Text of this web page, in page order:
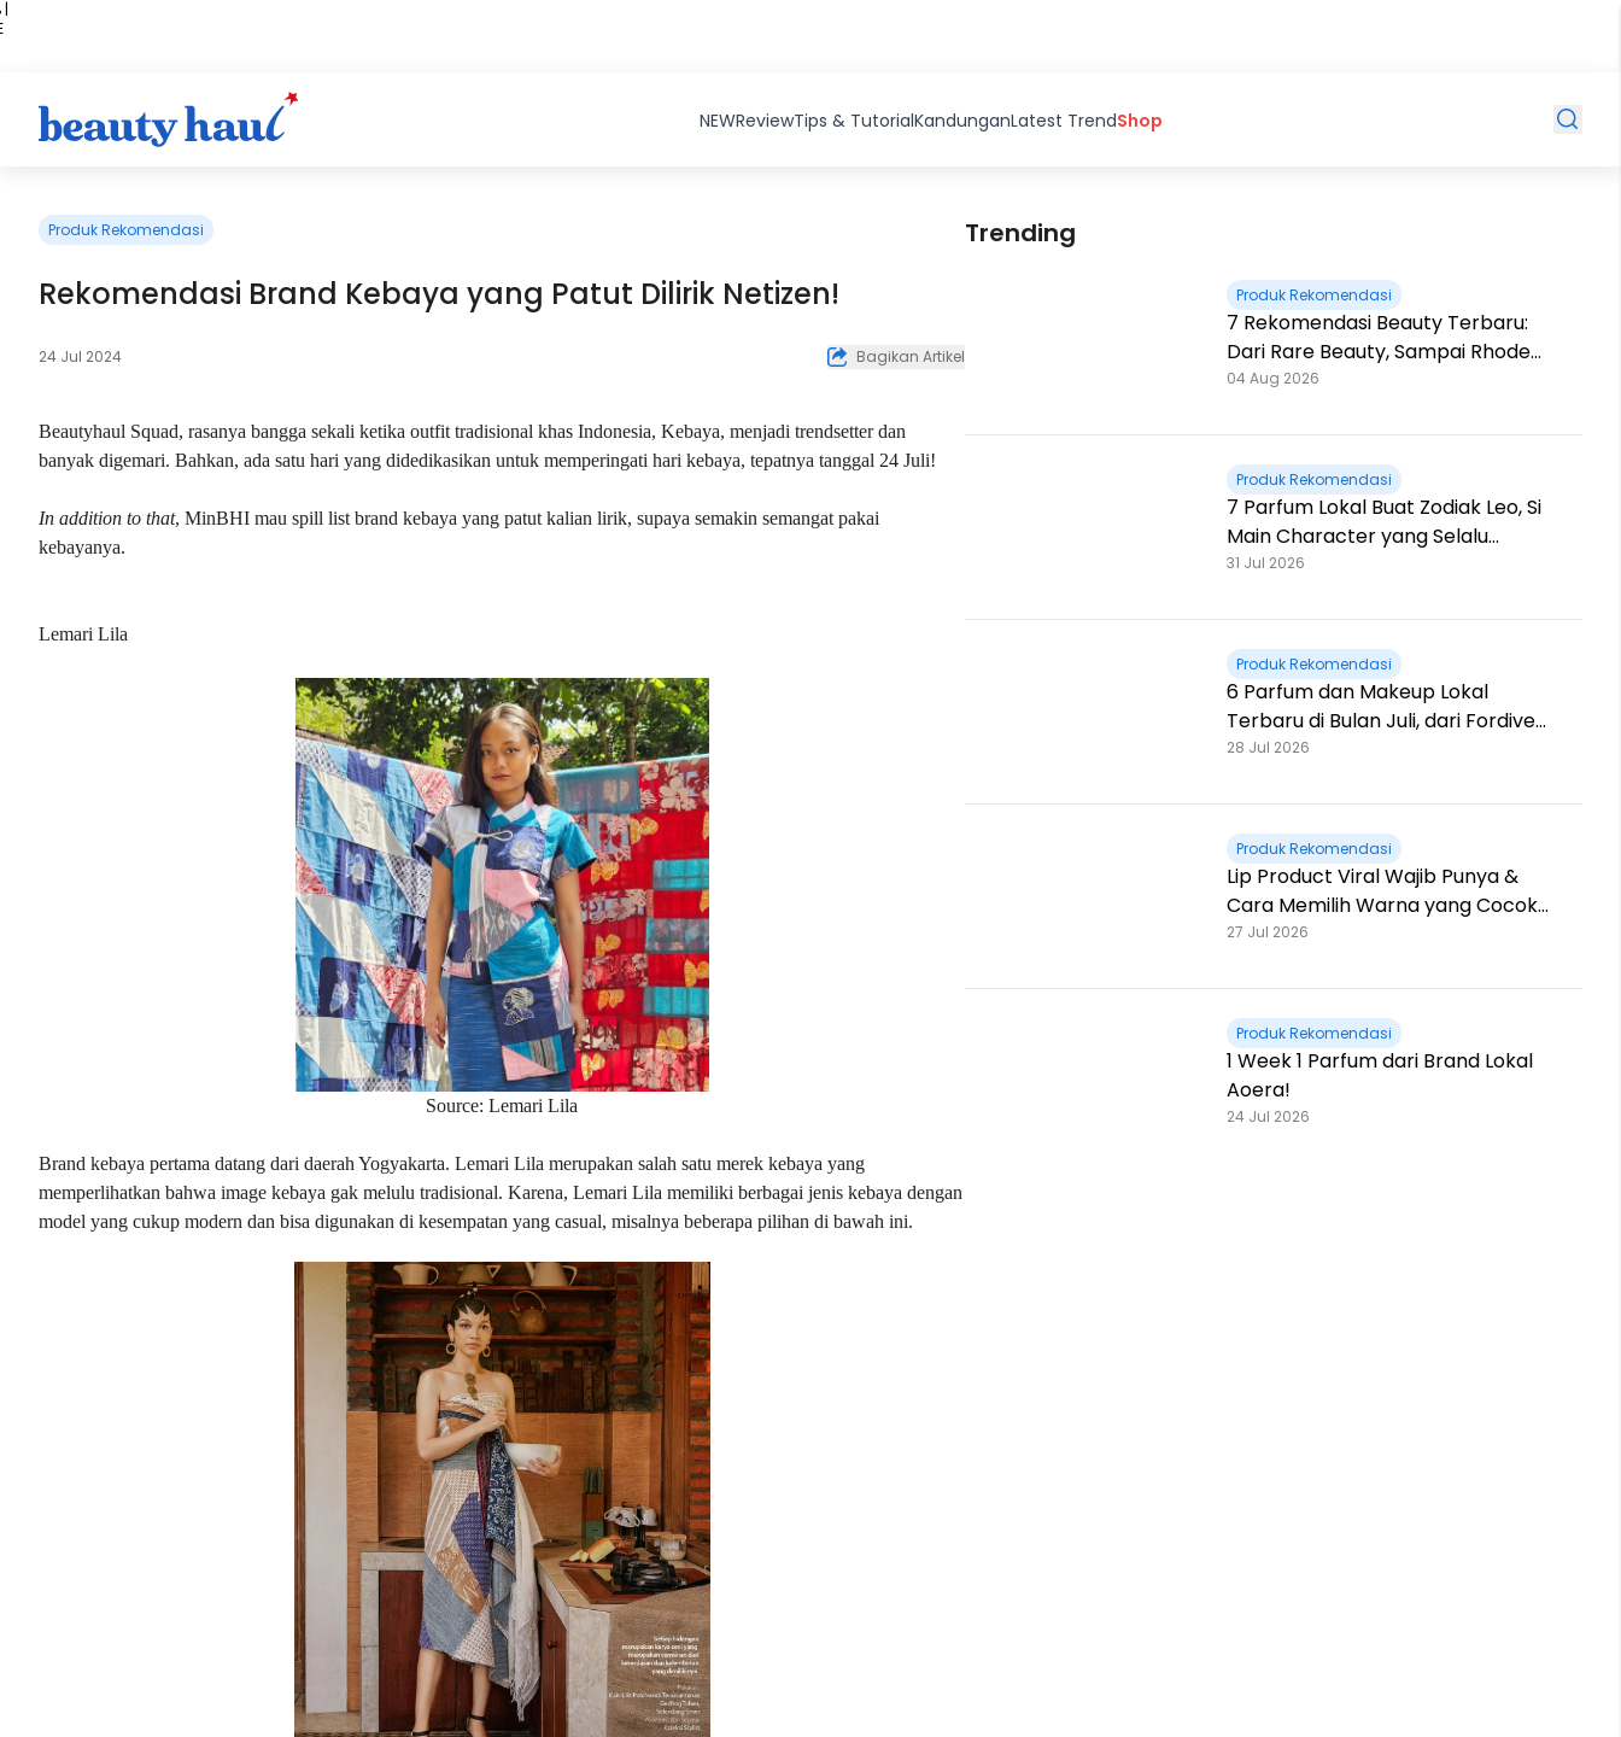
|
NEWReviewTips & TutorialKandunganLatest TrendShop
Produk Rekomendasi
Rekomendasi Brand Kebaya yang Patut Dilirik Netizen!
24 Jul 2024 Bagikan Artikel
Beautyhaul Squad, rasanya bangga sekali ketika outfit tradisional khas Indonesia, Kebaya, menjadi trendsetter dan
banyak digemari. Bahkan, ada satu hari yang didedikasikan untuk memperingati hari kebaya, tepatnya tanggal 24 Juli!
In addition to that, MinBHI mau spill list brand kebaya yang patut kalian lirik, supaya semakin semangat pakai
kebayanya.
Lemari Lila
Source: Lemari Lila
Brand kebaya pertama datang dari daerah Yogyakarta. Lemari Lila merupakan salah satu merek kebaya yang
memperlihatkan bahwa image kebaya gak melulu tradisional. Karena, Lemari Lila memiliki berbagai jenis kebaya dengan
model yang cukup modern dan bisa digunakan di kesempatan yang casual, misalnya beberapa pilihan di bawah ini.
Trending
Produk Rekomendasi
7 Rekomendasi Beauty Terbaru:
Dari Rare Beauty, Sampai Rhode
Skin, Super Bikin Fomo
04 Aug 2026
Produk Rekomendasi
7 Parfum Lokal Buat Zodiak Leo, Si
Main Character yang Selalu
Standout
31 Jul 2026
Produk Rekomendasi
6 Parfum dan Makeup Lokal
Terbaru di Bulan Juli, dari Fordive
sampai Esqa
28 Jul 2026
Produk Rekomendasi
Lip Product Viral Wajib Punya &
Cara Memilih Warna yang Cocok
untuk Bibirmu
27 Jul 2026
Produk Rekomendasi
1 Week 1 Parfum dari Brand Lokal
Aoera!
24 Jul 2026